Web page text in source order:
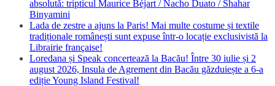
absolută: tripticul Maurice Béjart / Nacho Duato / Shahar
Binyamini
Lada de zestre a ajuns la Paris! Mai multe costume și textile
tradiționale românești sunt expuse într-o locație exclusivistă la
Librairie française!
Loredana și Speak concertează la Bacău! Între 30 iulie și 2
august 2026, Insula de Agrement din Bacău găzduiește a 6-a
ediție Young Island Festival!